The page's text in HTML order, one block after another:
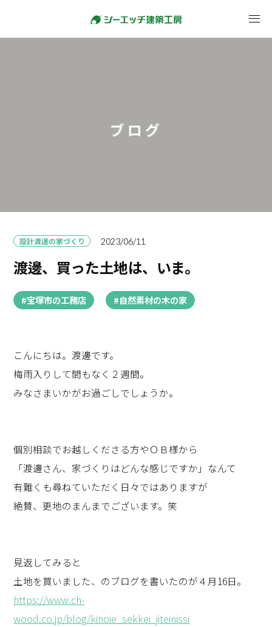
ブログ
設計渡邊の家づくり 2023/06/11
渡邊、買った土地は、いま。
#宝塚市の工務店 #自然素材の木の家
こんにちは。渡邊です。
梅雨入りして間もなく２週間。
みなさまいかがお過ごしでしょうか。
個別相談でお越しくださる方やＯＢ様から
「渡邊さん、家づくりはどんな感じですか」なんて
有難くも尋ねていただく日々ではありますが
絶賛、更地のまんまでございます。笑
見返してみると
土地を買いました、のブログを書いたのが４月16日。
https://www.ch-
wood.co.jp/blog/kinoie_sekkei_jiteinissi